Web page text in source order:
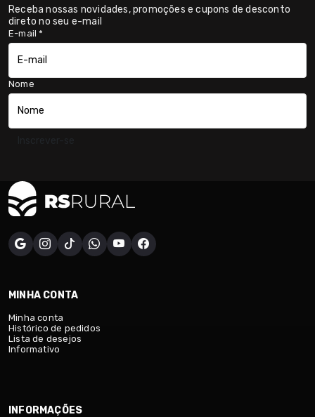
Receba nossas novidades, promoções e cupons de desconto
direto no seu e-mail
E-mail*
Nome
MINHA CONTA
Minha conta
Histórico de pedidos
Lista de desejos
Informativo
INFORMAÇÕES